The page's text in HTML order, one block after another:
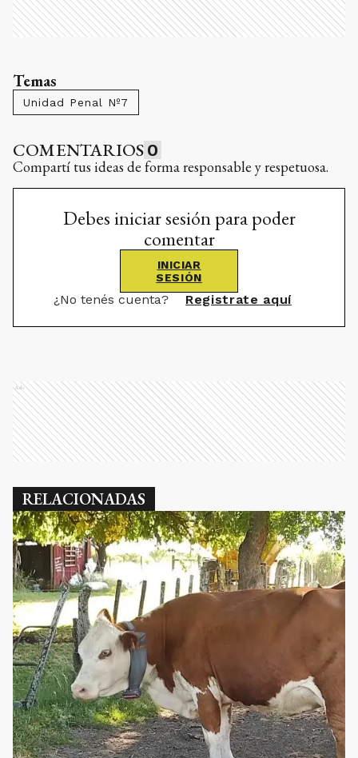
Temas
Unidad Penal Nº7
COMENTARIOS 0
Compartí tus ideas de forma responsable y respetuosa.
Debes iniciar sesión para poder
comentar
INICIAR
SESIÓN
¿No tenés cuenta? Registrate aquí
Ads
RELACIONADAS